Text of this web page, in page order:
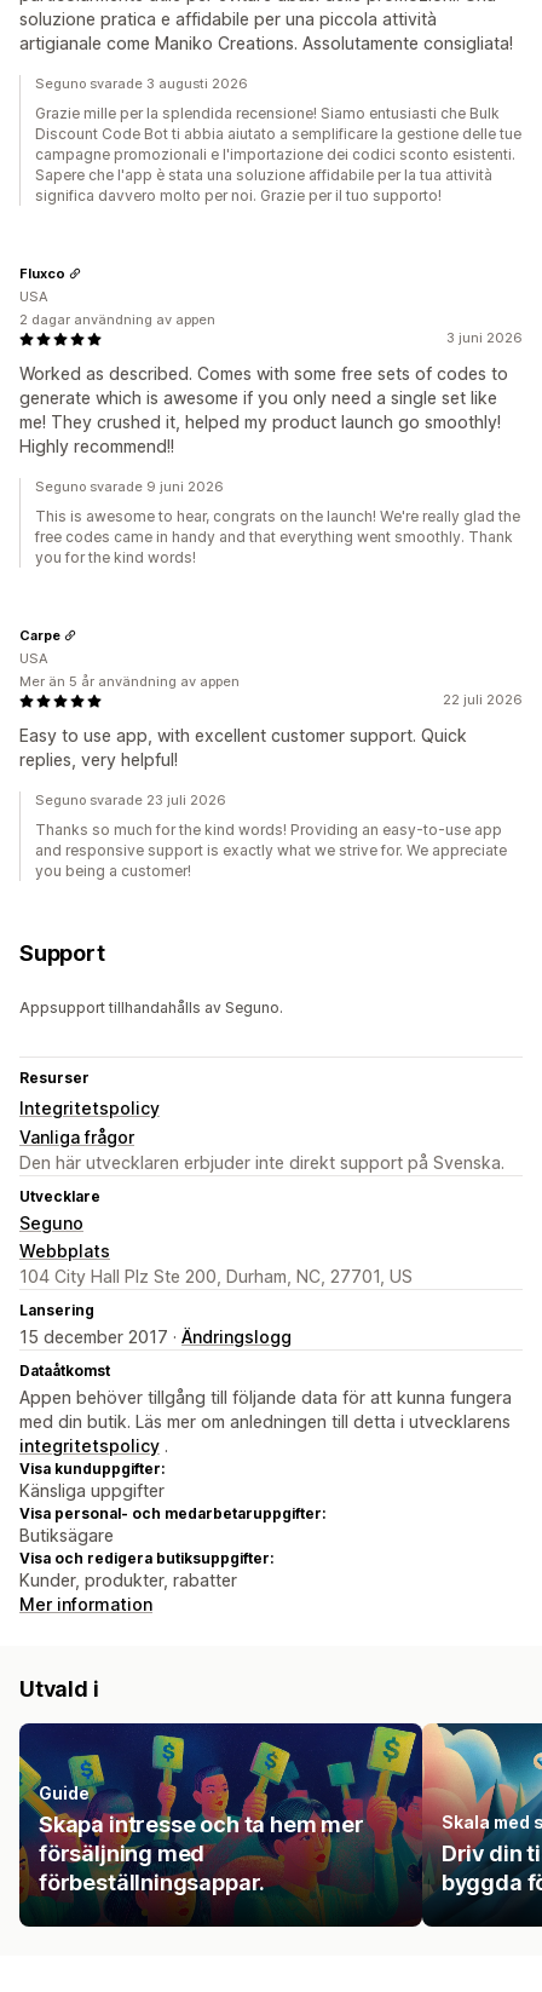
soluzione pratica e affidabile per una piccola attività
artigianale come Maniko Creations. Assolutamente consigliata!
Seguno svarade 3 augusti 2026
Grazie mille per la splendida recensione! Siamo entusiasti che Bulk
Discount Code Bot ti abbia aiutato a semplificare la gestione delle tue
campagne promozionali e l'importazione dei codici sconto esistenti.
Sapere che l'app è stata una soluzione affidabile per la tua attività
significa davvero molto per noi. Grazie per il tuo supporto!
3 juni 2026
Worked as described. Comes with some free sets of codes to
generate which is awesome if you only need a single set like
me! They crushed it, helped my product launch go smoothly!
Highly recommend!!
Fluxco
USA
2 dagar användning av appen
Seguno svarade 9 juni 2026
This is awesome to hear, congrats on the launch! We're really glad the
free codes came in handy and that everything went smoothly. Thank
you for the kind words!
22 juli 2026
Easy to use app, with excellent customer support. Quick
replies, very helpful!
Carpe
USA
Mer än 5 år användning av appen
Seguno svarade 23 juli 2026
Thanks so much for the kind words! Providing an easy-to-use app
and responsive support is exactly what we strive for. We appreciate
you being a customer!
Support
Appsupport tillhandahålls av Seguno.
Resurser
Integritetspolicy
Vanliga frågor
Den här utvecklaren erbjuder inte direkt support på Svenska.
Utvecklare
Seguno
Webbplats
104 City Hall Plz Ste 200, Durham, NC, 27701, US
Lansering
15 december 2017 · Ändringslogg
Dataåtkomst
Appen behöver tillgång till följande data för att kunna fungera
med din butik. Läs mer om anledningen till detta i utvecklarens
integritetspolicy .
Visa kunduppgifter:
Känsliga uppgifter
Visa personal- och medarbetaruppgifter:
Butiksägare
Visa och redigera butiksuppgifter:
Kunder, produkter, rabatter
Mer information
Utvald i
Guide
Skapa intresse och ta hem mer
försäljning med
förbeställningsappar.
Skala med
Driv din
byggda